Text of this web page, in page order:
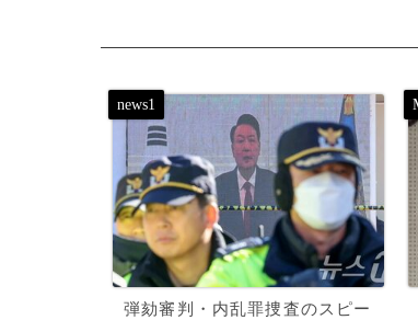
弾劾審判・内乱罪捜査のスピー